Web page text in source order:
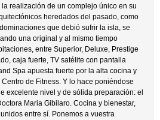
realización de un complejo único en su
heredados del pasado, como
que debió sufrir la isla, se
una original y al mismo tiempo
entre Superior, Deluxe, Prestige
caja fuerte, TV satélite con pantalla
Spa apuesta fuerte por la alta cocina y
de Fitness. Y lo hace poniéndose
excelente nivel y de sólida preparación: el
Maria Gibilaro. Cocina y bienestar,
entre sí. Ponemos a vuestra